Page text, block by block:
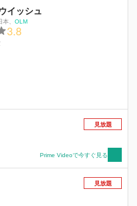
イッシュ
本 OLM
3.8
見放題
Prime Videoで今すぐ見る
見放題